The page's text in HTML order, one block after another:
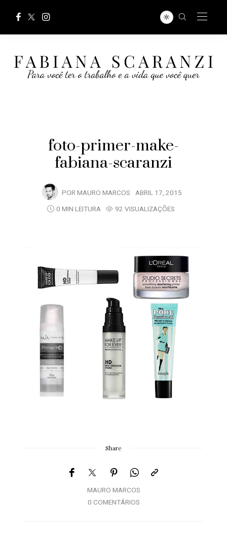
foto-primer-make-
fabiana-scaranzi
POR MAURO MARCOS ABRIL 17, 2015
0 MIN LEITURA
92 VISUALIZAÇÕES
Share
MAURO MARCOS
0 COMENTÁRIOS